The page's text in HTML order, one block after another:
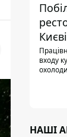
входу
НАШІ